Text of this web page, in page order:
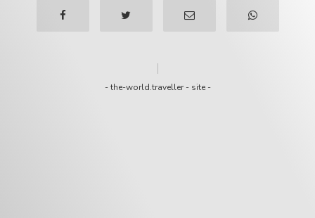
-the-world.traveller- site-